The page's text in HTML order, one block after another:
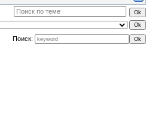
Поиск: